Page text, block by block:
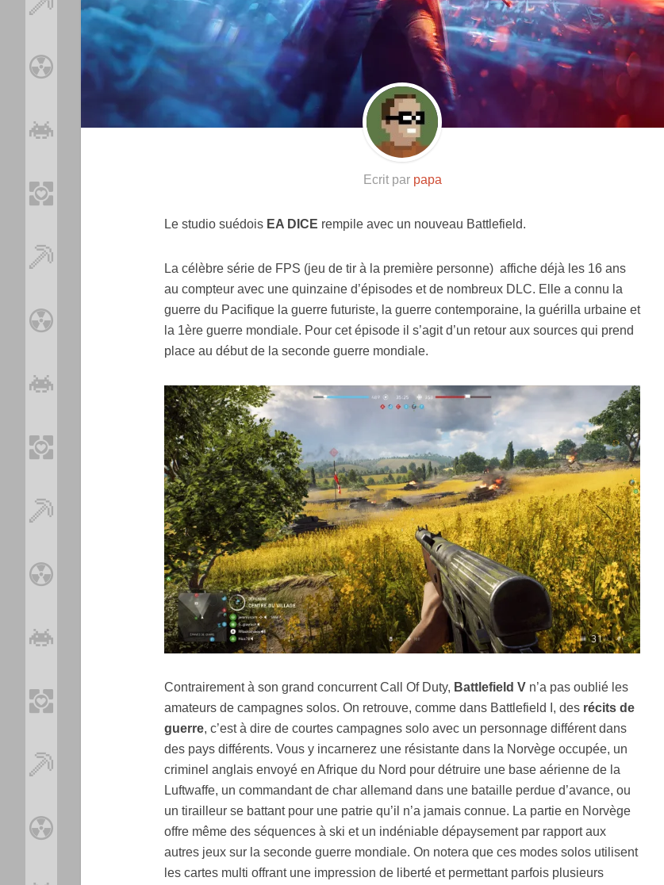
Ecrit par papa
Le studio suédois EA DICE rempile avec un nouveau Battlefield.
La célèbre série de FPS (jeu de tir à la première personne) affiche déjà les 16 ans
au compteur avec une quinzaine d’épisodes et de nombreux DLC. Elle a connu la
guerre du Pacifique la guerre futuriste, la guerre contemporaine, la guérilla urbaine et
la 1ère guerre mondiale. Pour cet épisode il s’agit d’un retour aux sources qui prend
place au début de la seconde guerre mondiale.
Contrairement à son grand concurrent Call Of Duty, Battlefield V n’a pas oublié les
amateurs de campagnes solos. On retrouve, comme dans Battlefield I, des récits de
guerre, c’est à dire de courtes campagnes solo avec un personnage différent dans
des pays différents. Vous y incarnerez une résistante dans la Norvège occupée, un
criminel anglais envoyé en Afrique du Nord pour détruire une base aérienne de la
Luftwaffe, un commandant de char allemand dans une bataille perdue d’avance, ou
un tirailleur se battant pour une patrie qu’il n’a jamais connue. La partie en Norvège
offre même des séquences à ski et un indéniable dépaysement par rapport aux
autres jeux sur la seconde guerre mondiale. On notera que ces modes solos utilisent
les cartes multi offrant une impression de liberté et permettant parfois plusieurs
Resynced